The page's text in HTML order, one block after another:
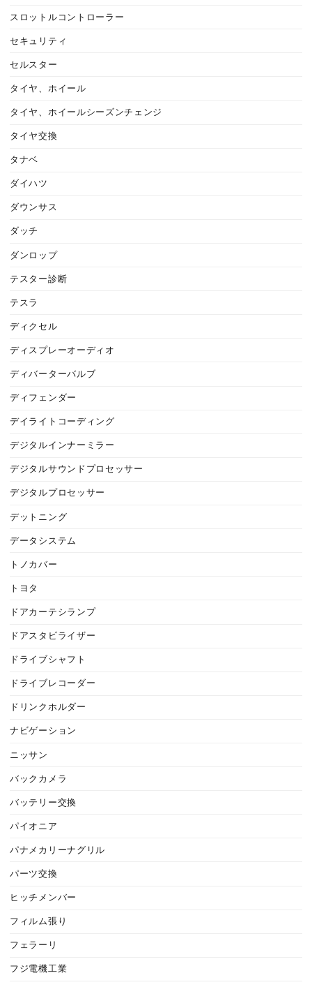
スロットルコントローラー
セキュリティ
セルスター
タイヤ、ホイール
タイヤ、ホイールシーズンチェンジ
タイヤ交換
タナベ
ダイハツ
ダウンサス
ダッチ
ダンロップ
テスター診断
テスラ
ディクセル
ディスプレーオーディオ
ディバーターバルブ
ディフェンダー
デイライトコーディング
デジタルインナーミラー
デジタルサウンドプロセッサー
デジタルプロセッサー
デットニング
データシステム
トノカバー
トヨタ
ドアカーテシランプ
ドアスタビライザー
ドライブシャフト
ドライブレコーダー
ドリンクホルダー
ナビゲーション
ニッサン
バックカメラ
バッテリー交換
パイオニア
パナメカリーナグリル
パーツ交換
ヒッチメンバー
フィルム張り
フェラーリ
フジ電機工業